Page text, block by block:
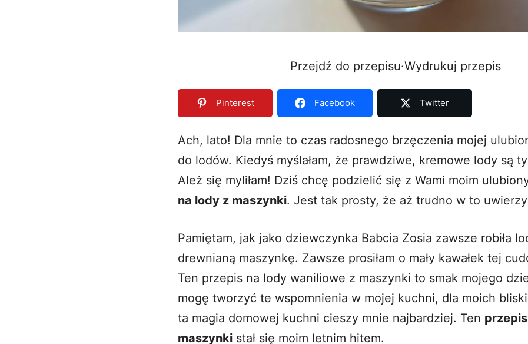
Przejdź do przepisu·Wydrukuj przepis
Pinterest Facebook Twitter
Ach, lato! Dla mnie to czas radosnego brzęczenia mojej
do lodów. Kiedyś myślałam, że prawdziwe, kremowe lody są
Ależ się myliłam! Dziś chcę podzielić się z Wami moim
na lody z maszynki. Jest tak prosty, że aż trudno w to
Pamiętam, jak jako dziewczynka Babcia Zosia zawsze robiła
drewnianą maszynkę. Zawsze prosiłam o mały kawałek tej
Ten przepis na lody waniliowe z maszynki to smak mojego
mogę tworzyć te wspomnienia w mojej kuchni, dla moich
ta magia domowej kuchni cieszy mnie najbardziej. Ten
maszynki stał się moim letnim hitem.